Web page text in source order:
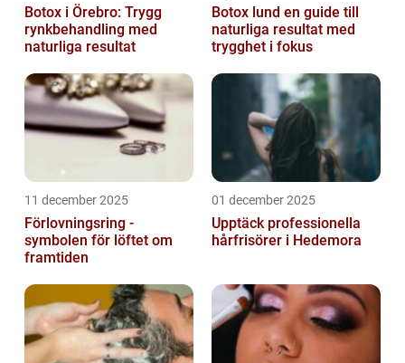
Botox i Örebro: Trygg
rynkbehandling med
naturliga resultat
Botox lund en guide till
naturliga resultat med
trygghet i fokus
11 december 2025
Förlovningsring -
symbolen för löftet om
framtiden
01 december 2025
Upptäck professionella
hårfrisörer i Hedemora